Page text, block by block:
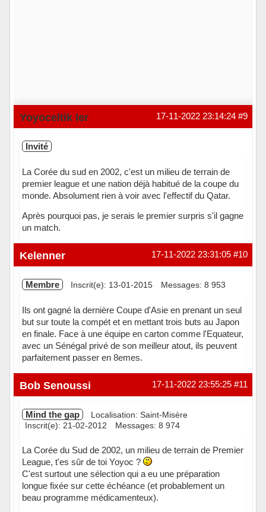
#9
17-11-2022 23:14:24
Yoyoceltik Ier
Invité
La Corée du sud en 2002, c'est un milieu de terrain de
premier league et une nation déjà habitué de la coupe du
monde. Absolument rien à voir avec l'effectif du Qatar.
Après pourquoi pas, je serais le premier surpris s'il gagne
un match.
#10
17-11-2022 23:31:05
Kelenner
Membre Inscrit(e): 13-01-2015 Messages: 8 953
Ils ont gagné la dernière Coupe d'Asie en prenant un seul
but sur toute la compét et en mettant trois buts au Japon
en finale. Face à une équipe en carton comme l'Equateur,
avec un Sénégal privé de son meilleur atout, ils peuvent
parfaitement passer en 8emes.
Hors ligne #11
17-11-2022 23:55:25
Bob Senoussi
Mind the gap
Localisation: Saint-Misère
Inscrit(e): 21-02-2012
Messages: 8 974
La Corée du Sud de 2002, un milieu de terrain de Premier
League, t'es sûr de toi Yoyoc ?
C'est surtout une sélection qui a eu une préparation
longue fixée sur cette échéance (et probablement un
beau programme médicamenteux).